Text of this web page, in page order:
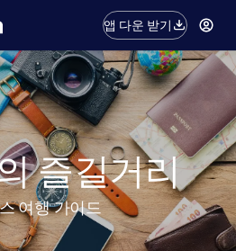
앱 다운 받기
즐길거리
여행 가이드